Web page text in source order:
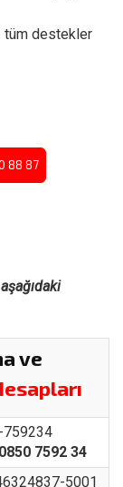
tüm destekler
88 87
ve
759234
7592 34
5001